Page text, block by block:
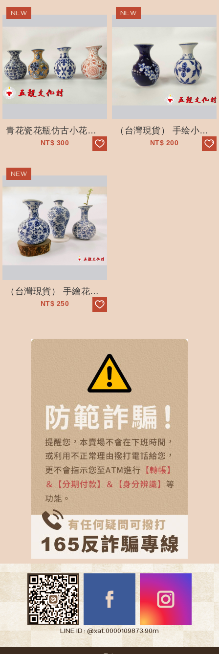
青花瓷花瓶仿古小花瓶- 純手繪-擺件-水培
NT$ 300
（台灣現貨） 手绘小花瓶-仿古青花瓷-小口水培摆件-茶道-五穀文化村
NT$ 200
（台灣現貨） 手繪花瓶-仿古青花瓷瓶-小口養水培擺件-茶道-小花器
NT$ 250
LINE ID : @xat.0000109873.90m